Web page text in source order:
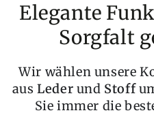
Elegante
Sorgfalt
Wir wählen unsere
ausLeder und Stoff
Sie immer die